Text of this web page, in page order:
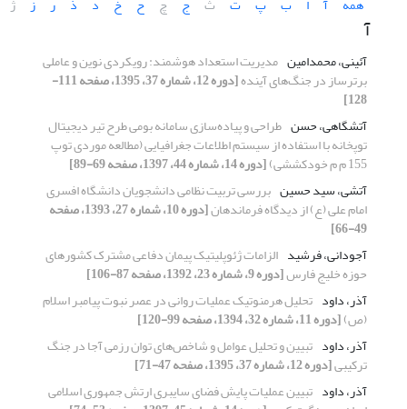
همه
آ ا ب پ ت ث ج چ ح خ د ذ ر ز ژ
آ
آئینی، محمدامین مدیریت استعداد هوشمند: رویکردی نوین و عاملی
برترساز در جنگ‌های آینده [دوره 12، شماره 37، 1395، صفحه 111-
128]
آتشگاهی، حسن طراحی و پیاده‌سازی سامانه بومی طرح تیر دیجیتال
توپخانه با استفاده از سیستم اطلاعات جغرافیایی (مطالعه موردی توپ
155 م م خودکششی)
[دوره 14، شماره 44، 1397، صفحه 69-89]
آتشی، سید حسین بررسی تربیت نظامی دانشجویان دانشگاه افسری
امام علی (ع) از دیدگاه فرماندهان [دوره 10، شماره 27، 1393، صفحه
49-66]
آجودانی، فرشید الزامات ژئوپلیتیک پیمان دفاعی مشترک کشورهای
حوزه خلیج فارس[دوره 9، شماره 23، 1392، صفحه 87-106]
آذر، داود تحلیل هرمنوتیک عملیات روانی در عصر نبوت پیامبر اسلام
(ص)[دوره 11، شماره 32، 1394، صفحه 99-120]
آذر، داود تبیین و تحلیل عوامل و شاخص‌های توان رزمی آجا در جنگ
ترکیبی[دوره 12، شماره 37، 1395، صفحه 47-71]
آذر، داود تبیین عملیات پایش فضای سایبری ارتش جمهوری اسلامی